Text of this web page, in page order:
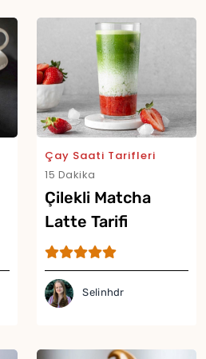
Çay Saati Tarifleri
15 Dakika
Çilekli Matcha
Latte Tarifi
Selinhdr